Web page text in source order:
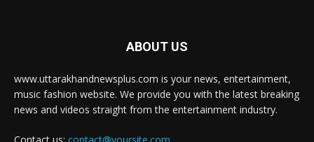
ABOUT US
www.uttarakhandnewsplus.com is your news, entertainment,
music fashion website. We provide you with the latest breaking
news and videos straight from the entertainment industry.